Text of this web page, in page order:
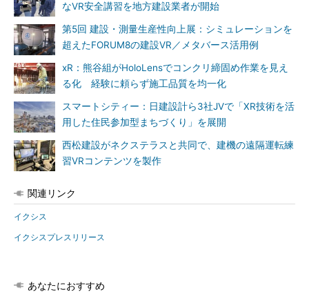
なVR安全講習を地方建設業者が開始
第5回 建設・測量生産性向上展：シミュレーションを
超えたFORUM8の建設VR／メタバース活用例
xR：熊谷組がHoloLensでコンクリ締固め作業を見え
る化 経験に頼らず施工品質を均一化
スマートシティー：日建設計ら3社JVで「XR技術を活
用した住民参加型まちづくり」を展開
西松建設がネクステラスと共同で、建機の遠隔運転練
習VRコンテンツを製作
関連リンク
イクシス
イクシスプレスリリース
あなたにおすすめ